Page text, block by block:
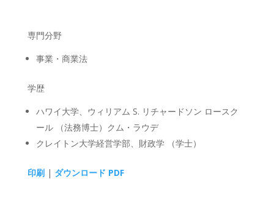
専門分野
事業・商業法
学歴
ハワイ大学、ウィリアム S. リチャードソン ロースク
ール （法務博士）クム・ラウデ
クレイトン大学経営学部、財政学 （学士）
印刷| ダウンロード PDF